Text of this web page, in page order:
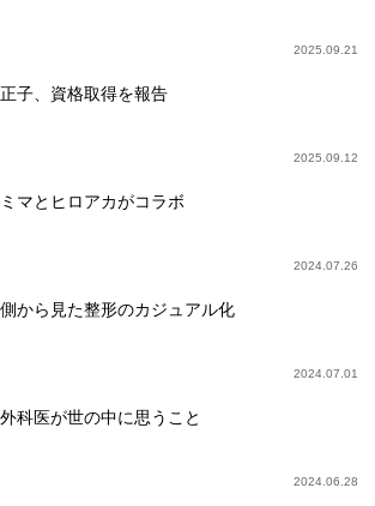
2025.09.21
子、資格取得を報告
2025.09.12
マとヒロアカがコラボ
2024.07.26
から見た整形のカジュアル化
2024.07.01
科医が世の中に思うこと
2024.06.28